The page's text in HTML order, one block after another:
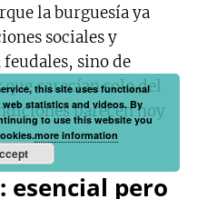
la burguesía ya
sociales y
feudales, sino de
carecían solo del
parecen hoy
esencial pero
this site uses functional
statistics and videos. By
to use this website you
more information